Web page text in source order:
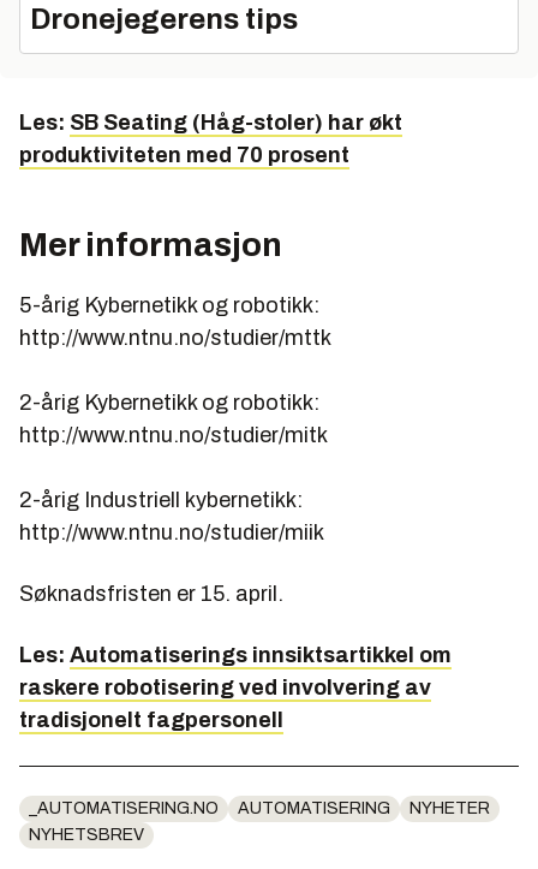
Dronejegerens tips
Les: SB Seating (Håg-stoler) har økt
produktiviteten med 70 prosent
Mer informasjon
5-årig Kybernetikk og robotikk:
http://www.ntnu.no/studier/mttk
2-årig Kybernetikk og robotikk:
http://www.ntnu.no/studier/mitk
2-årig Industriell kybernetikk:
http://www.ntnu.no/studier/miik
Søknadsfristen er 15. april.
Les: Automatiserings innsiktsartikkel om
raskere robotisering ved involvering av
tradisjonelt fagpersonell
_AUTOMATISERING.NO AUTOMATISERING
NYHETER
NYHETSBREV